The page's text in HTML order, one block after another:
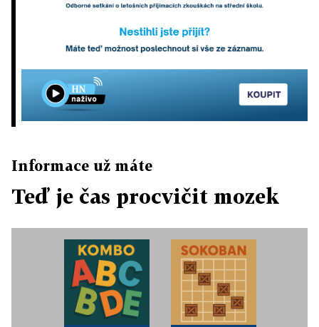
Informace už máte
Teď je čas procvičit mozek